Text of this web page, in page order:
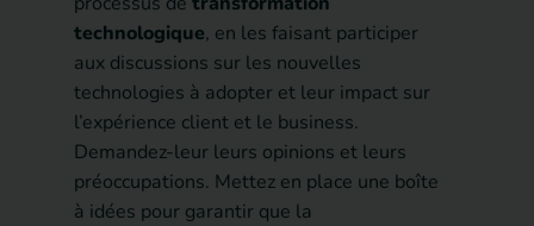
technologique, en les faisant participer
aux discussions sur les nouvelles
technologies à adopter et leur impact sur
l’expérience client et le business.
Demandez-leur leurs opinions et leurs
préoccupations. Mettez en place une boîte
à idées pour garantir que la